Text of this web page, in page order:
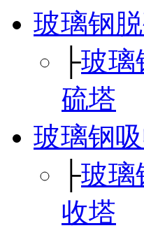
玻璃钢
├玻璃
硫塔
玻璃钢
├玻璃
收塔